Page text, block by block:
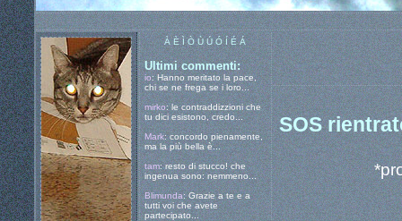
À È Ì Ò Ù Ú Ó Í É Á
Ultimi commenti:
io: Hanno meritato la pace,
chi se ne frega se i loro...
mirko: le contraddizzioni che
tu dici esistono, credo...
Mark: concordo pienamente,
ma la più bella è...
tam: resto di stucco! che
ingenua sono: nemmeno...
Blimunda: Grazie a te e a
tutti voi che avete
partecipato...
SOS